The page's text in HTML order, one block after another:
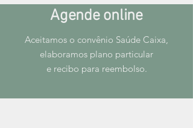
Agende online
Aceitamos o convênio Saúde Caixa,
elaboramos plano particular
e recibo para reembolso.